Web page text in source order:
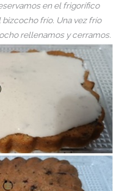
en el frigorífico
frío. Una vez frío
rellenamos y cerramos.